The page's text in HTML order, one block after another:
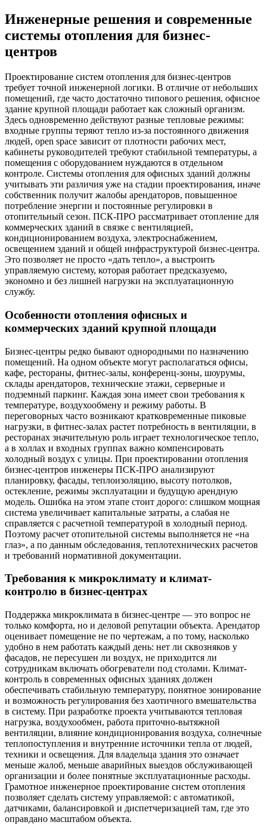
Инженерные решения и современные
системы отопления для бизнес-
центров
Проектирование систем отопления для бизнес-центров
требует точной инженерной логики. В отличие от небольших
помещений, где часто достаточно типового решения, офисное
здание крупной площади работает как сложный организм.
Здесь одновременно действуют разные тепловые режимы:
входные группы теряют тепло из-за постоянного движения
людей, open space зависит от плотности рабочих мест,
кабинеты руководителей требуют стабильной температуры, а
помещения с оборудованием нуждаются в отдельном
контроле. Системы отопления для офисных зданий должны
учитывать эти различия уже на стадии проектирования, иначе
собственник получит жалобы арендаторов, повышенное
потребление энергии и постоянные регулировки в
отопительный сезон. ПСК-ПРО рассматривает отопление для
коммерческих зданий в связке с вентиляцией,
кондиционированием воздуха, электроснабжением,
освещением зданий и общей инфраструктурой бизнес-центра.
Это позволяет не просто «дать тепло», а выстроить
управляемую систему, которая работает предсказуемо,
экономно и без лишней нагрузки на эксплуатационную
службу.
Особенности отопления офисных и
коммерческих зданий крупной площади
Бизнес-центры редко бывают однородными по назначению
помещений. На одном объекте могут располагаться офисы,
кафе, рестораны, фитнес-залы, конференц-зоны, шоурумы,
склады арендаторов, технические этажи, серверные и
подземный паркинг. Каждая зона имеет свои требования к
температуре, воздухообмену и режиму работы. В
переговорных часто возникают кратковременные пиковые
нагрузки, в фитнес-залах растет потребность в вентиляции, в
ресторанах значительную роль играет технологическое тепло,
а в холлах и входных группах важно компенсировать
холодный воздух с улицы. При проектировании отопления
бизнес-центров инженеры ПСК-ПРО анализируют
планировку, фасады, теплоизоляцию, высоту потолков,
остекление, режимы эксплуатации и будущую арендную
модель. Ошибка на этом этапе стоит дорого: слишком мощная
система увеличивает капитальные затраты, а слабая не
справляется с расчетной температурой в холодный период.
Поэтому расчет отопительной системы выполняется не «на
глаз», а по данным обследования, теплотехнических расчетов
и требований нормативной документации.
Требования к микроклимату и климат-
контролю в бизнес-центрах
Поддержка микроклимата в бизнес-центре — это вопрос не
только комфорта, но и деловой репутации объекта. Арендатор
оценивает помещение не по чертежам, а по тому, насколько
удобно в нем работать каждый день: нет ли сквозняков у
фасадов, не пересушен ли воздух, не приходится ли
сотрудникам включать обогреватели под столами. Климат-
контроль в современных офисных зданиях должен
обеспечивать стабильную температуру, понятное зонирование
и возможность регулирования без хаотичного вмешательства
в систему. При разработке проекта учитываются тепловая
нагрузка, воздухообмен, работа приточно-вытяжной
вентиляции, влияние кондиционирования воздуха, солнечные
теплопоступления и внутренние источники тепла от людей,
техники и освещения. Для владельца здания это означает
меньше жалоб, меньше аварийных выездов обслуживающей
организации и более понятные эксплуатационные расходы.
Грамотное инженерное проектирование систем отопления
позволяет сделать систему управляемой: с автоматикой,
датчиками, балансировкой и диспетчеризацией там, где это
оправдано масштабом объекта.